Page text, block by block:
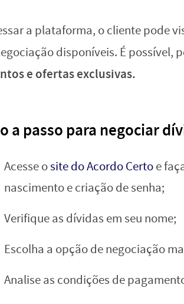
a plataforma, o cliente pode
disponíveis. É possível,
e ofertas exclusivas.
a passo para negociar
Acesse osite do Acordo Certoe
nascimento e criação de senha;
Verifique as dívidas em seu nome;
Escolha a opção de negociação
Analise as condições de